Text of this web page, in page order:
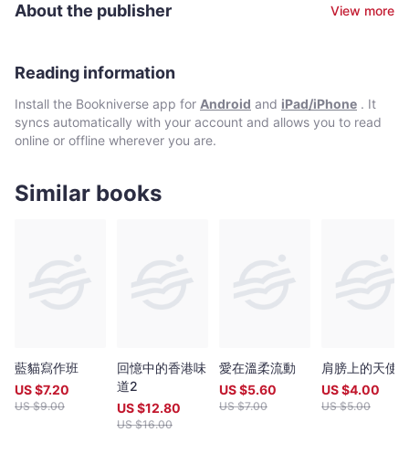
About the publisher View more
Reading information
Install the Bookniverse app for Android and iPad/iPhone . It
syncs automatically with your account and allows you to read
online or offline wherever you are.
Similar books
藍貓寫作班
US $7.20
US $9.00
回憶中的香港味
道2
US $12.80
US $16.00
愛在溫柔流動
US $5.60
US $7.00
肩膀上的天使
US $4.00
US $5.00